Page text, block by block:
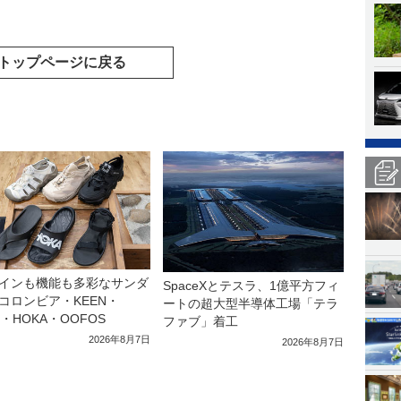
ップページに戻る
ンも機能も多彩なサンダ
ンビア・KEEN・
HOKA・OOFOS
2026年8月7日
SpaceXとテスラ、1億平方フィ
ートの超大型半導体工場「テラ
ファブ」着工
2026年8月7日